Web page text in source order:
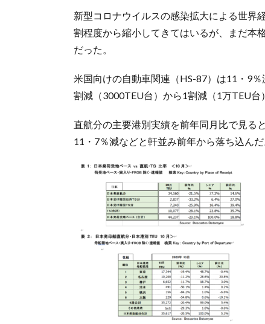
新型コロナウイルスの感染拡大による世界
割程度から縮小してきてはいるが、まだ本
だった。
米国向けの自動車関連（HS-87）は11・9
割減（3000TEU台）から1割減（1万TEU台
直航分の主要港別実績を前年同月比で見る
11・7％減などと軒並み前年から落ち込んだ